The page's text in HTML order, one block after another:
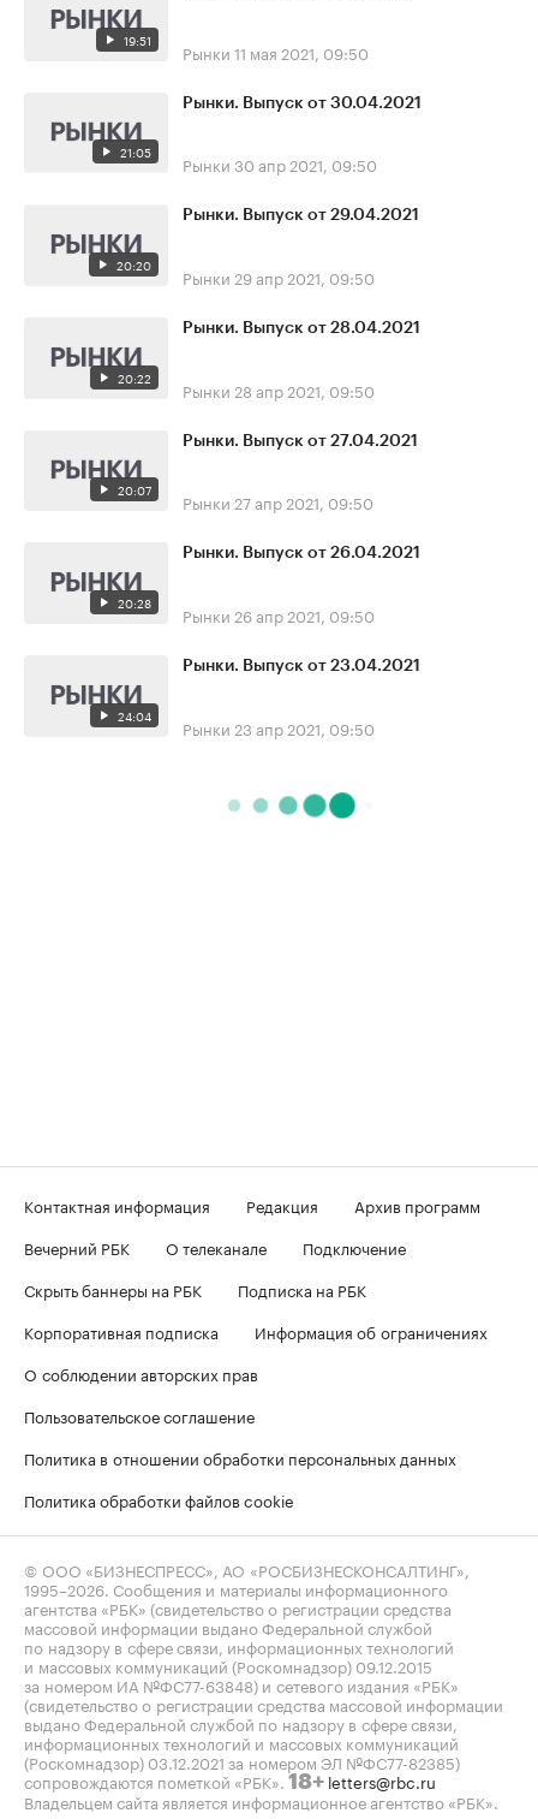
19:51 Рынки 11 мая 2021, 09:50
21:05
Рынки. Выпуск от 30.04.2021
Рынки 30 апр 2021, 09:50
20:20
Рынки. Выпуск от 29.04.2021
Рынки 29 апр 2021, 09:50
20:22
Рынки. Выпуск от 28.04.2021
Рынки 28 апр 2021, 09:50
20:07
Рынки. Выпуск от 27.04.2021
Рынки 27 апр 2021, 09:50
20:28
Рынки. Выпуск от 26.04.2021
Рынки 26 апр 2021, 09:50
24:04
Рынки. Выпуск от 23.04.2021
Рынки 23 апр 2021, 09:50
Контактная информация Редакция
Архив программ
Вечерний РБК
О телеканале
Подключение
Скрыть баннеры на РБК
Подписка на РБК
Корпоративная подписка
Информация об ограничениях
О соблюдении авторских прав
Пользовательское соглашение
Политика в отношении обработки персональных данных
Политика обработки файлов cookie
© ООО «БИЗНЕСПРЕСС», АО «РОСБИЗНЕСКОНСАЛТИНГ»,
1995–2026 . Сообщения и материалы информационного
агентства «РБК» (свидетельство о регистрации средства
массовой информации выдано Федеральной службой
по надзору в сфере связи, информационных технологий
и массовых коммуникаций (Роскомнадзор) 09.12.2015
за номером ИА №ФС77-63848) и сетевого издания «РБК»
(свидетельство о регистрации средства массовой информации
выдано Федеральной службой по надзору в сфере связи,
информационных технологий и массовых коммуникаций
(Роскомнадзор) 03.12.2021 за номером ЭЛ №ФС77-82385)
сопровождаются пометкой «РБК». 18+ letters@rbc.ru
Владельцем сайта является информационное агентство «РБК».